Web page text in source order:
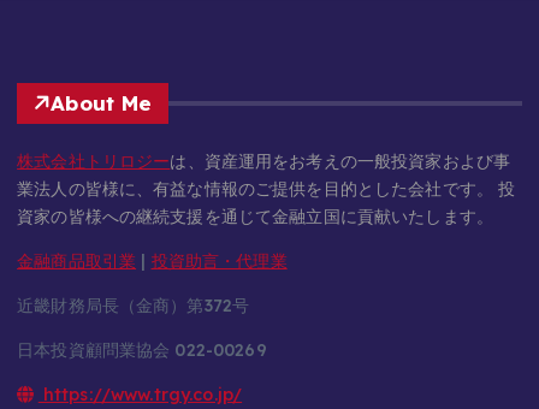
About Me
株式会社トリロジーは、資産運用をお考えの一般投資家および事
業法人の皆様に、有益な情報のご提供を目的とした会社です。 投
資家の皆様への継続支援を通じて金融立国に貢献いたします。
金融商品取引業 | 投資助言・代理業
近畿財務局長（金商）第372号
日本投資顧問業協会 022-00269
https://www.trgy.co.jp/